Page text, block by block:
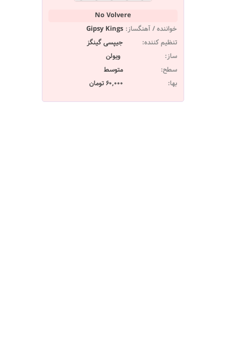
No Volvere
خواننده / آهنگساز: Gipsy Kings
تنظیم کننده:
جیپسی گینگز
ساز:
ویولن
سطح:
متوسط
بها:
60,000 تومان